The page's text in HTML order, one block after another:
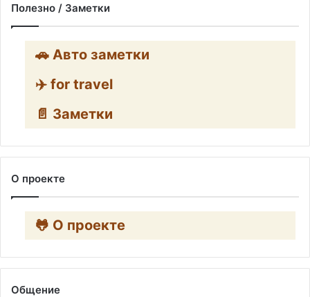
Полезно / Заметки
🚗 Авто заметки
✈️ for travel
📄 Заметки
О проекте
🐸 О проекте
Общение